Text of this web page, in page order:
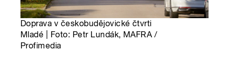
Doprava v českobudějovické čtvrti
Mladé | Foto: Petr Lundák, MAFRA /
Profimedia